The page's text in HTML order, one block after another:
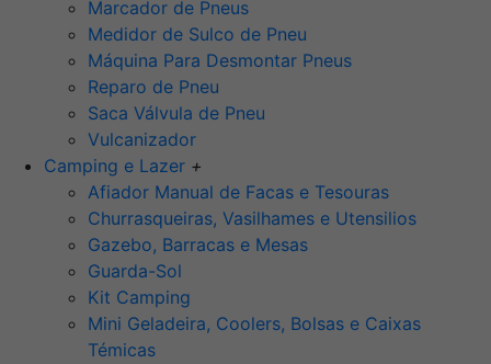
Marcador de Pneus
Medidor de Sulco de Pneu
Máquina Para Desmontar Pneus
Reparo de Pneu
Saca Válvula de Pneu
Vulcanizador
Camping e Lazer +
Afiador Manual de Facas e Tesouras
Churrasqueiras, Vasilhames e Utensilios
Gazebo, Barracas e Mesas
Guarda-Sol
Kit Camping
Mini Geladeira, Coolers, Bolsas e Caixas
Témicas